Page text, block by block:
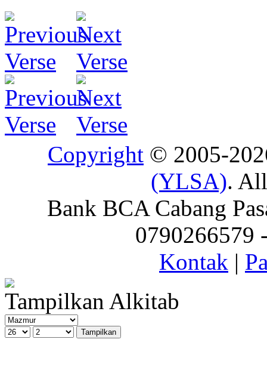
Copyright © 2005-
(YLSA).
Bank BCA Cabang
0790266579
Kontak |
Tampilkan Alkitab